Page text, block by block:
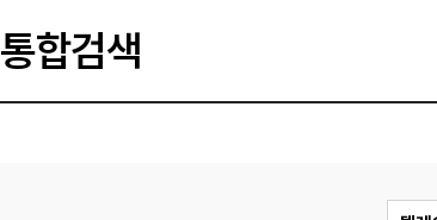
통합검색